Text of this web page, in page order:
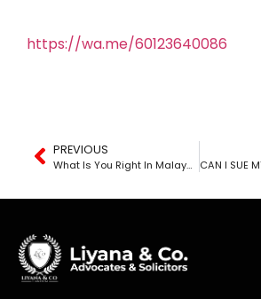
https://wa.me/60123640086
PREVIOUS
What Is You Right In Malaysia?